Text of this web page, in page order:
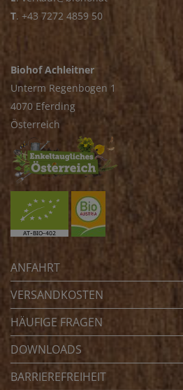
T. +43 7272 4859 50
Biohof Achleitner
Unterm Regenbogen 1
4070 Eferding
Österreich
ANFAHRT
VERSANDKOSTEN
HÄUFIGE FRAGEN
DOWNLOADS
BARRIEREFREIHEIT